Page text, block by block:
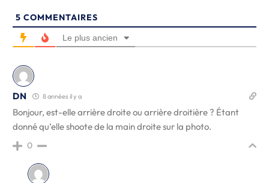
5 COMMENTAIRES
Le plus ancien
DN 8 années il y a
Bonjour, est-elle arrière droite ou arrière droitière ? Étant
donné qu’elle shoote de la main droite sur la photo.
0